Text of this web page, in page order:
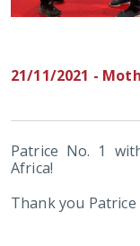
21/11/2021 -
Patrice No. 1
Africa!
Thank you